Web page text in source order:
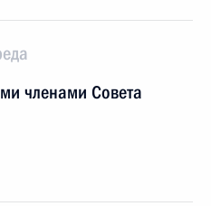
членами Совета